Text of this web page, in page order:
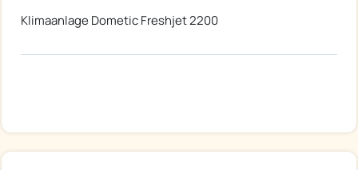
Klimaanlage Dometic Freshjet 2200